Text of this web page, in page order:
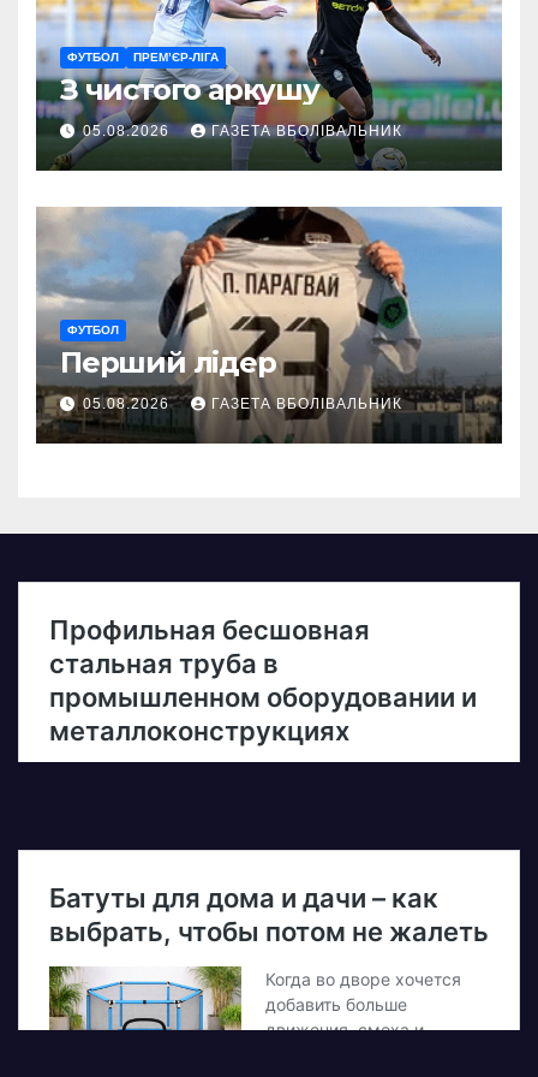
ФУТБОЛ ПРЕМ’ЄР-ЛІГА
З чистого аркушу
05.08.2026 ГАЗЕТА ВБОЛІВАЛЬНИК
ФУТБОЛ
Перший лідер
05.08.2026 ГАЗЕТА ВБОЛІВАЛЬНИК